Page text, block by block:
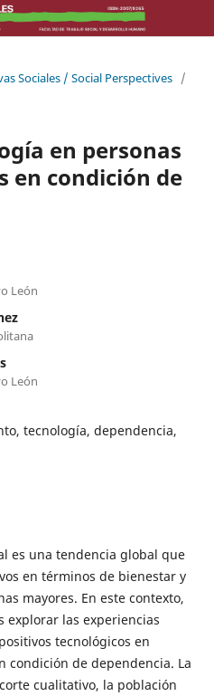
Sociales / Social Perspectives /
en personas
en condición de
León
León
tecnología, dependencia,
es una tendencia global que
en términos de bienestar y
mayores. En este contexto,
explorar las experiencias
tecnológicos en
condición de dependencia. La
cualitativo, la población